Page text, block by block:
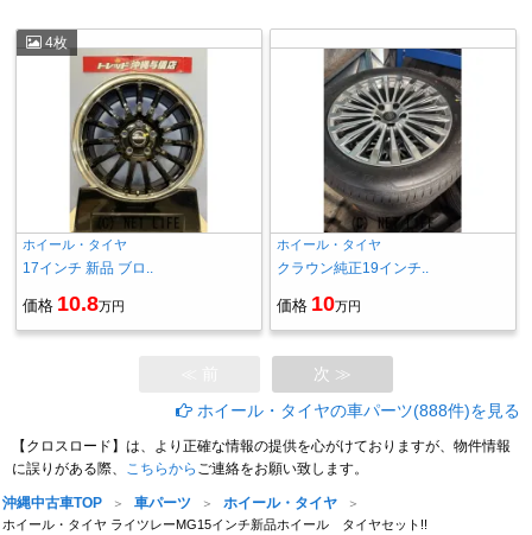
4枚
ホイール・タイヤ
17インチ 新品 ブロ..
価格 10.8万円
ホイール・タイヤ
クラウン純正19インチ..
価格 10万円
次 ≫
ホイール・タイヤの車パーツ(888件)を見る
【クロスロード】は、より正確な情報の提供を心がけておりますが、物件情報
に誤りがある際、 こちらから ご連絡をお願い致します。
沖縄中古車TOP 車パーツ ホイール・タイヤ
ホイール・タイヤ ライツレーMG15インチ新品ホイール タイヤセット!!